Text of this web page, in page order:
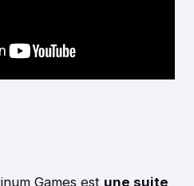
Games est une suite